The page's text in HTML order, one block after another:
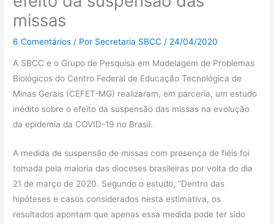
missas
6 Comentários / Por Secretaria SBCC / 24/04/2020
A SBCC e o Grupo de Pesquisa em Modelagem de Problemas
Biológicos do Centro Federal de Educação Tecnológica de
Minas Gerais (CEFET-MG) realizaram, em parceria, um estudo
inédito sobre o efeito da suspensão das missas na evolução
da epidemia da COVID-19 no Brasil.
A medida de suspensão de missas com presença de fiéis foi
tomada pela maioria das dioceses brasileiras por volta do dia
21 de março de 2020. Segundo o estudo, “Dentro das
hipóteses e casos considerados nesta estimativa, os
resultados apontam que apenas essa medida pode ter sido